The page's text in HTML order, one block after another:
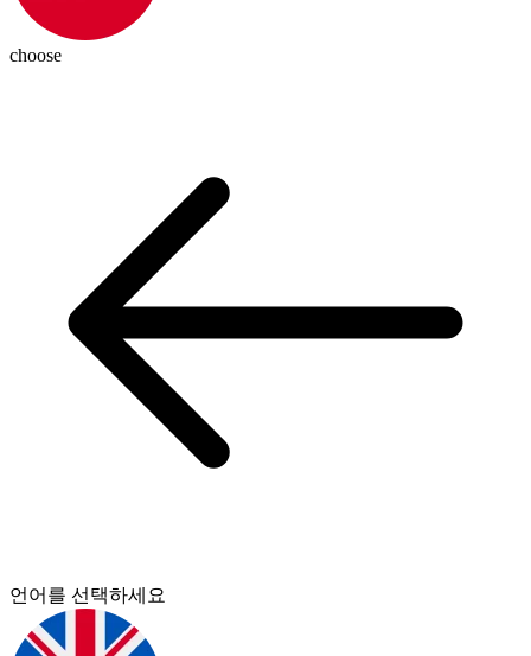
choose
언어를 선택하세요